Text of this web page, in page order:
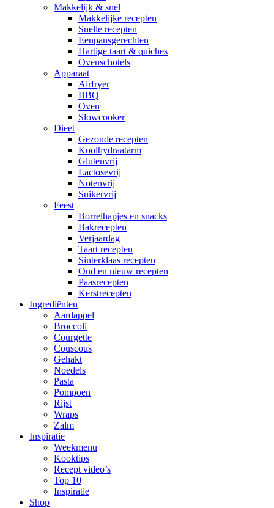
Makkelijk & snel
Makkelijke recepten
Snelle recepten
Eenpansgerechten
Hartige taart & quiches
Ovenschotels
Apparaat
Airfryer
BBQ
Oven
Slowcooker
Dieet
Gezonde recepten
Koolhydraatarm
Glutenvrij
Lactosevrij
Notenvrij
Suikervrij
Feest
Borrelhapjes en snacks
Bakrecepten
Verjaardag
Taart recepten
Sinterklaas recepten
Oud en nieuw recepten
Paasrecepten
Kerstrecepten
Ingrediënten
Aardappel
Broccoli
Courgette
Couscous
Gehakt
Noedels
Pasta
Pompoen
Rijst
Wraps
Zalm
Inspiratie
Weekmenu
Kooktips
Recept video’s
Top 10
Inspiratie
Shop